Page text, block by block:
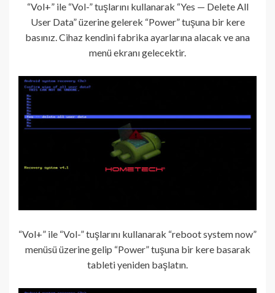
“Vol+” ile “Vol-” tuşlarını kullanarak “Yes — Delete All
User Data” üzerine gelerek “Power” tuşuna bir kere
basınız. Cihaz kendini fabrika ayarlarına alacak ve ana
menü ekranı gelecektir.
“Vol+” ile “Vol-” tuşlarını kullanarak “reboot system now”
menüsü üzerine gelip “Power” tuşuna bir kere basarak
tableti yeniden başlatın.